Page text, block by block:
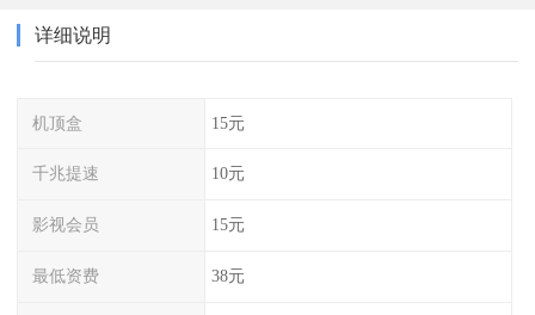
详细说明
机顶盒 15元
千兆提速 10元
影视会员 15元
最低资费 38元